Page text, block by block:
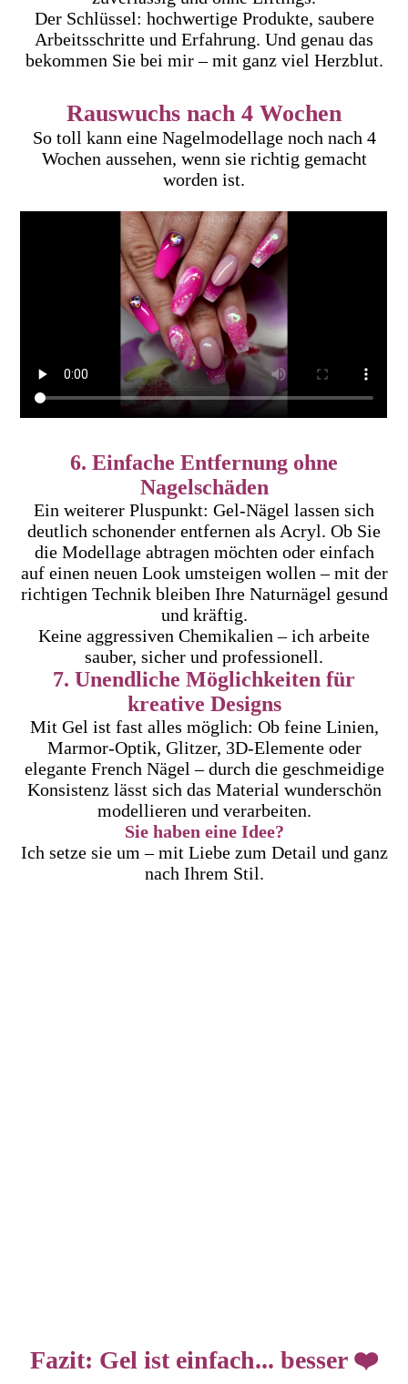
Der Schlüssel: hochwertige Produkte, saubere
Arbeitsschritte und Erfahrung. Und genau das
bekommen Sie bei mir – mit ganz viel Herzblut.
Rauswuchs nach 4 Wochen
So toll kann eine Nagelmodellage noch nach 4
Wochen aussehen, wenn sie richtig gemacht
worden ist.
6. Einfache Entfernung ohne
Nagelschäden
Ein weiterer Pluspunkt: Gel-Nägel lassen sich
deutlich schonender entfernen als Acryl. Ob Sie
die Modellage abtragen möchten oder einfach
auf einen neuen Look umsteigen wollen – mit der
richtigen Technik bleiben Ihre Naturnägel gesund
und kräftig.
Keine aggressiven Chemikalien – ich arbeite
sauber, sicher und professionell.
7. Unendliche Möglichkeiten für
kreative Designs
Mit Gel ist fast alles möglich: Ob feine Linien,
Marmor-Optik, Glitzer, 3D-Elemente oder
elegante French Nägel – durch die geschmeidige
Konsistenz lässt sich das Material wunderschön
modellieren und verarbeiten.
Sie haben eine Idee?
Ich setze sie um – mit Liebe zum Detail und ganz
nach Ihrem Stil.
Fazit: Gel ist einfach... besser ❤️